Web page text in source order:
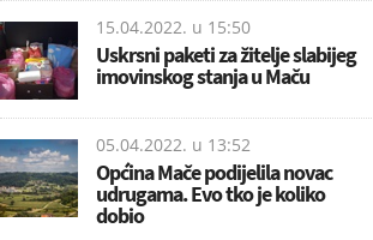
15.04.2022. u 15:50
Uskrsni paketi za žitelje slabijeg
imovinskog stanja u Maču
05.04.2022. u 13:52
Općina Mače podijelila novac
udrugama. Evo tko je koliko
dobio